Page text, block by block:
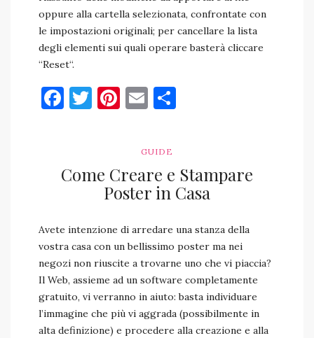
oppure alla cartella selezionata, confrontate con
le impostazioni originali; per cancellare la lista
degli elementi sui quali operare basterà cliccare
“Reset“.
Facebook
Twitter
Pinterest
Email
GUIDE
Come Creare e Stampare
Poster in Casa
Avete intenzione di arredare una stanza della
vostra casa con un bellissimo poster ma nei
negozi non riuscite a trovarne uno che vi piaccia?
Il Web, assieme ad un software completamente
gratuito, vi verranno in aiuto: basta individuare
l’immagine che più vi aggrada (possibilmente in
alta definizione) e procedere alla creazione e alla